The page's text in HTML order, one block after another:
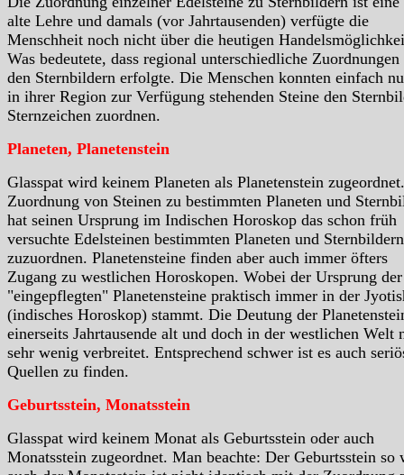
alte Lehre und damals (vor Jahrtausenden) verfügte die
Menschheit noch nicht über die heutigen
Was bedeutete, dass regional unterschiedliche Zuordnungen
den Sternbildern erfolgte. Die Menschen konnten einfach
in ihrer Region zur Verfügung stehenden Steine den
Sternzeichen zuordnen.
Planeten, Planetenstein
Glasspat wird keinem Planeten als Planetenstein
Zuordnung von Steinen zu bestimmten Planeten und
hat seinen Ursprung im Indischen Horoskop das schon früh
versuchte Edelsteinen bestimmten Planeten und Sternbildern
zuzuordnen. Planetensteine finden aber auch immer öfters
Zugang zu westlichen Horoskopen. Wobei der Ursprung der
"eingepflegten" Planetensteine praktisch immer in der
(indisches Horoskop) stammt. Die Deutung der
einerseits Jahrtausende alt und doch in der westlichen Welt
sehr wenig verbreitet. Entsprechend schwer ist es auch
Quellen zu finden.
Geburtsstein, Monatsstein
Glasspat wird keinem Monat als Geburtsstein oder auch
Monatsstein zugeordnet. Man beachte: Der Geburtsstein so